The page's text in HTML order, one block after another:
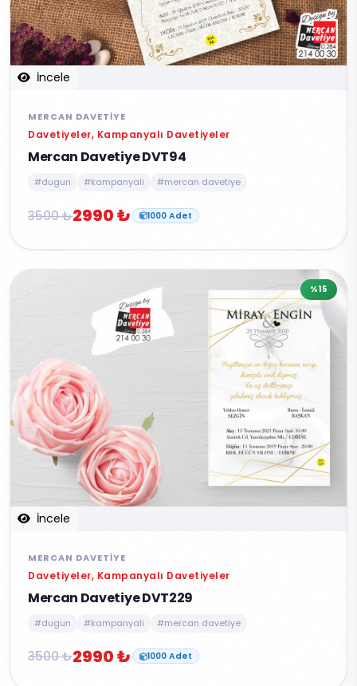
İncele
MERCAN DAVETIYE
Davetiyeler, Kampanyalı Davetiyeler
Mercan Davetiye DVT94
#dugun #kampanyali #mercan davetiye
3500 ₺2990 ₺ 1000 Adet
İncele
%15
MERCAN DAVETIYE
Davetiyeler, Kampanyalı Davetiyeler
Mercan Davetiye DVT229
#dugun #kampanyali #mercan davetiye
3500 ₺2990 ₺ 1000 Adet